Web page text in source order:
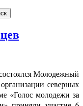
Молодежный
северных
«Голос молодежи за